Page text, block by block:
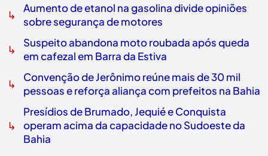
↳
Aumento de etanol na gasolina divide opiniões
sobre segurança de motores
↳
Suspeito abandona moto roubada após queda
em cafezal em Barra da Estiva
↳
Convenção de Jerônimo reúne mais de 30 mil
pessoas e reforça aliança com prefeitos na Bahia
↳
Presídios de Brumado, Jequié e Conquista
operam acima da capacidade no Sudoeste da
Bahia